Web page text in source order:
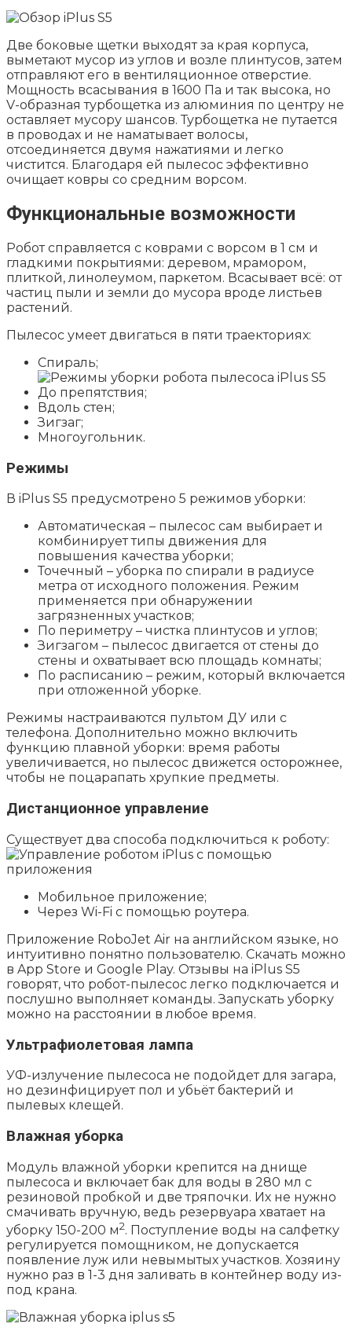
Две боковые щетки выходят за края корпуса,
выметают мусор из углов и возле плинтусов, затем
отправляют его в вентиляционное отверстие.
Мощность всасывания в 1600 Па и так высока, но
V-образная турбощетка из алюминия по центру не
оставляет мусору шансов. Турбощетка не путается
в проводах и не наматывает волосы,
отсоединяется двумя нажатиями и легко
чистится. Благодаря ей пылесос эффективно
очищает ковры со средним ворсом.
Функциональные возможности
Робот справляется с коврами с ворсом в 1 см и
гладкими покрытиями: деревом, мрамором,
плиткой, линолеумом, паркетом. Всасывает всё: от
частиц пыли и земли до мусора вроде листьев
растений.
Пылесос умеет двигаться в пяти траекториях:
Спираль;
До препятствия;
Вдоль стен;
Зигзаг;
Многоугольник.
Режимы
В iPlus S5 предусмотрено 5 режимов уборки:
Автоматическая – пылесос сам выбирает и
комбинирует типы движения для
повышения качества уборки;
Точечный – уборка по спирали в радиусе
метра от исходного положения. Режим
применяется при обнаружении
загрязненных участков;
По периметру – чистка плинтусов и углов;
Зигзагом – пылесос двигается от стены до
стены и охватывает всю площадь комнаты;
По расписанию – режим, который включается
при отложенной уборке.
Режимы настраиваются пультом ДУ или с
телефона. Дополнительно можно включить
функцию плавной уборки: время работы
увеличивается, но пылесос движется осторожнее,
чтобы не поцарапать хрупкие предметы.
Дистанционное управление
Существует два способа подключиться к роботу:
Мобильное приложение;
Через Wi-Fi с помощью роутера.
Приложение RoboJet Air на английском языке, но
интуитивно понятно пользователю. Скачать можно
в App Store и Google Play. Отзывы на iPlus S5
говорят, что робот-пылесос легко подключается и
послушно выполняет команды. Запускать уборку
можно на расстоянии в любое время.
Ультрафиолетовая лампа
УФ-излучение пылесоса не подойдет для загара,
но дезинфицирует пол и убьёт бактерий и
пылевых клещей.
Влажная уборка
Модуль влажной уборки крепится на днище
пылесоса и включает бак для воды в 280 мл с
резиновой пробкой и две тряпочки. Их не нужно
смачивать вручную, ведь резервуара хватает на
уборку 150-200 м2. Поступление воды на салфетку
регулируется помощником, не допускается
появление луж или невымытых участков. Хозяину
нужно раз в 1-3 дня заливать в контейнер воду из-
под крана.